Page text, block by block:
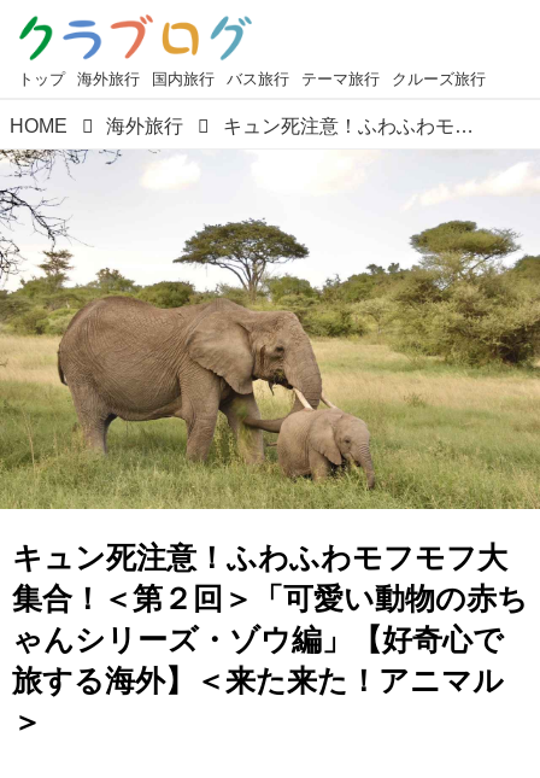
トップ 海外旅行 国内旅行 バス旅行 テーマ旅行 クルーズ旅行
HOME 海外旅行 キュン死注意！ふわふわモフモフ大集合！＜第２回＞「可愛い動物の赤ちゃんシリーズ・ゾウ編」【好奇心で旅する海外】＜来た来た！アニマル＞
キュン死注意！ふわふわモフモフ大
集合！＜第２回＞「可愛い動物の赤ち
ゃんシリーズ・ゾウ編」【好奇心で
旅する海外】＜来た来た！アニマル
＞